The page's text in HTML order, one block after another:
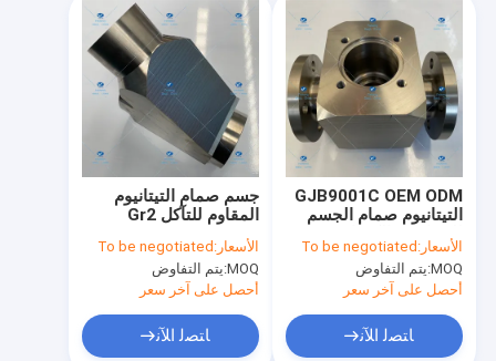
جسم صمام التيتانيوم
المقاوم للتآكل Gr2
ASTM B348
الأسعار: To be negotiated
MOQ: يتم التفاوض
أحصل على آخر سعر
ﺎﺘﺼﻟ ﺍﻶﻧ
GJB9001C OEM ODM
التيتانيوم صمام الجسم
للصناعات الكيماوية
الأسعار: To be negotiated
MOQ: يتم التفاوض
أحصل على آخر سعر
ﺎﺘﺼﻟ ﺍﻶﻧ